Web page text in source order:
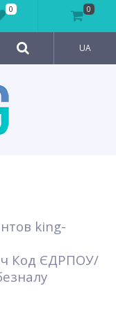
UA
king-
Код ЄДРПОУ/
0 0